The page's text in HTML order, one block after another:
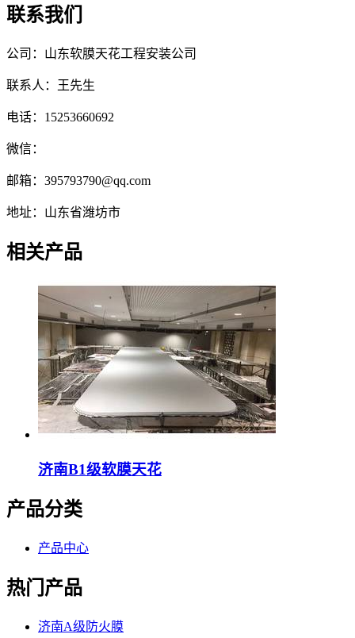
联系我们
公司：山东软膜天花工程安装公司
联系人：王先生
电话：15253660692
微信：
邮箱：395793790@qq.com
地址：山东省潍坊市
相关产品
济南B1级软膜天花
产品分类
产品中心
热门产品
济南A级防火膜